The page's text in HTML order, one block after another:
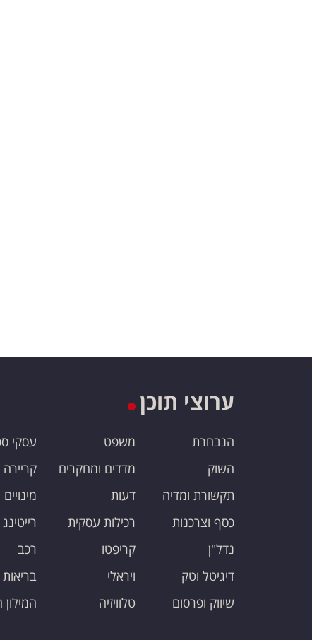
ערוצי תוכן
הנבחרת
השוק
תקשורת ומדיה
כסף וצרכנות
נדל"ן
דיגיטל וטק
שיווק ופרסום
משפט
מדדים ומחקרים
דעות
רכילות עסקית
קריפטו
ויראלי
טלוויזיה
עסקי
קריירה
מינויים
רייטינג
רכב
בריאות
המילון